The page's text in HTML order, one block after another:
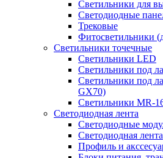
Светильники для
Светодиодные
Трековые
Фитосветильники
Светильники точечные
Светильники LED
Светильники под
Светильники под
GX70)
Светильники MR-
Светодиодная лента
Светодиодные
Светодиодная лента
Профиль и